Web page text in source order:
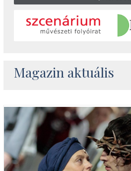
Magazin aktuális